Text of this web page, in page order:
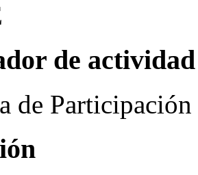
de actividad
de